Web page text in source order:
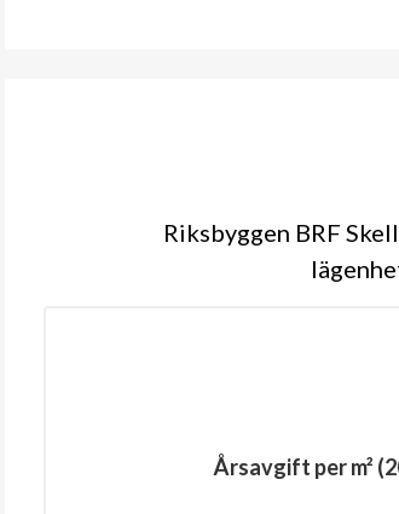
Riksbyggen BRF
Årsavgift per m²